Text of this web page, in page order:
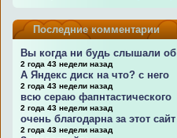
Последние комментарии
Вы когда ни будь слышали об
2 года 43 недели назад
А Яндекс диск на что? с него
2 года 43 недели назад
всю сераю фапнтастического
2 года 43 недели назад
очень благодарна за этот сайт
2 года 43 недели назад